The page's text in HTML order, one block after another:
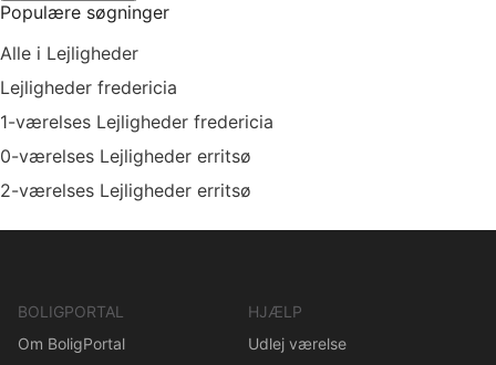
Populære søgninger
Alle i Lejligheder
Lejligheder fredericia
1-værelses Lejligheder fredericia
0-værelses Lejligheder erritsø
2-værelses Lejligheder erritsø
BOLIGPORTAL
Om BoligPortal
HJÆLP
Udlej værelse